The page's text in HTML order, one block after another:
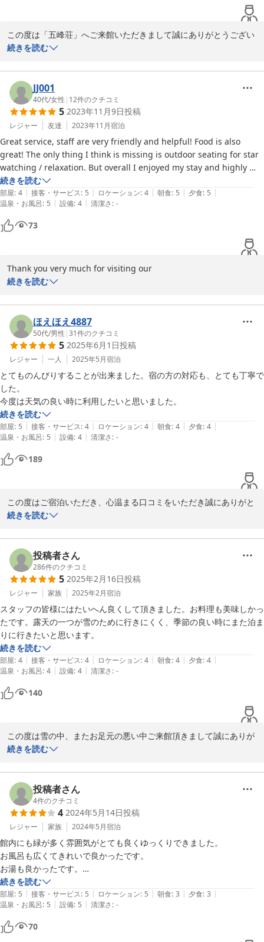
この度は「五峰荘」へご来館いただきまして誠にありがとうござい
ました。
ったです。
四季折々に美しい新甲子温泉「五峰荘」へまたのお帰りを心よりお
2023-11-14
続きを読む
JJ001
40代/女性 | 12件のクチコミ
5 2023年11月9日投稿
レジャー 友達 2023年11月宿泊
Great service, staff are very friendly and helpful! Food is also
great! The only thing I think is missing is outdoor seating for star
watching / relaxation. But overall I enjoyed my stay and highly
続きを読む
部屋: 4 | 接客・サービス: 5 | ロケーション: 4 | 朝食: 5 | 夕食: 5 |
温泉・お風呂: 5 | 設備: 4 | 清潔さ: -
73
Thank you very much for visiting our
hotel.
It was a pleasure to meet both of you.
We look forward to seeing you again.
Thanks for posting.
2023-11-14
続きを読む
ほえほえ4887
50代/男性 |31件のクチコミ
5 2025年6月1日投稿
レジャー 一人 2025年5月宿泊
とてものんびりすることが出来ました。宿の方の対応も、とても丁寧で
した。
今度は天気の良い時に利用したいと思いました。
続きを読む
部屋: 5 | 接客・サービス: 4 | ロケーション: 4 | 朝食: 4 | 夕食: 4 |
温泉・お風呂: 5 | 設備: 4 | 清潔さ: -
189
この度はご宿泊いただき、心温まる口コミをいただき誠にありがと
うございます。 ホスピタリティについてお褒めの言葉をいただき、
しいただけるよう努めておりますので、そのように感じていただけ
たことは何よりの励みとなります。 さらに素敵なご滞在をご提供で
きるよう、全力を尽くしてまいりますので、またのご来館を心より
お待ち申し上げております。
2025-06-01
続きを読む
投稿者さん
286件のクチコミ
5 2025年2月16日投稿
レジャー 家族 2025年2月宿泊
スタッフの皆様にはたいへん良くして頂きました。お料理も美味しかっ
たです。露天の一つが雪のために行きにくく、季節の良い時にまた泊ま
りに行きたいと思います。
続きを読む
部屋: 4 | 接客・サービス: 4 | ロケーション: 4 | 朝食: 4 | 夕食: 4 |
温泉・お風呂: 4 | 設備: 4 | 清潔さ: -
140
この度は雪の中、またお足元の悪い中ご来館頂きまして誠にありが
とうございました。
ページ上では冬季期間中はご利用いただけませんとしております。
しかしながら温泉で清掃もしておりますので、自己責任とはなりま
すがお好きなお客様は雪の中でも入られていらっしゃいます。
新緑の頃の眺めも最高ですので、またのおかえりを心よりお待ち申
し上げております。
2025-02-16
続きを読む
投稿者さん
4件のクチコミ
4 2024年5月14日投稿
レジャー 家族 2024年5月宿泊
館内にも緑が多く雰囲気がとても良くゆっくりできました。
お風呂も広くてきれいで良かったです。
お湯も良かったです。
接客も良かったです
続きを読む
部屋: 5 | 接客・サービス: 5 | ロケーション: 5 | 朝食: 3 | 夕食: 3 |
温泉・お風呂: 5 | 設備: 5 | 清潔さ: -
70